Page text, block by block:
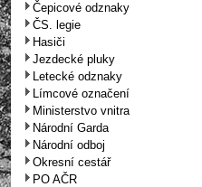
Čepicové odznaky
ČS. legie
Hasiči
Jezdecké pluky
Letecké odznaky
Límcové označení
Ministerstvo vnitra
Národní Garda
Národní odboj
Okresní cestář
PO AČR